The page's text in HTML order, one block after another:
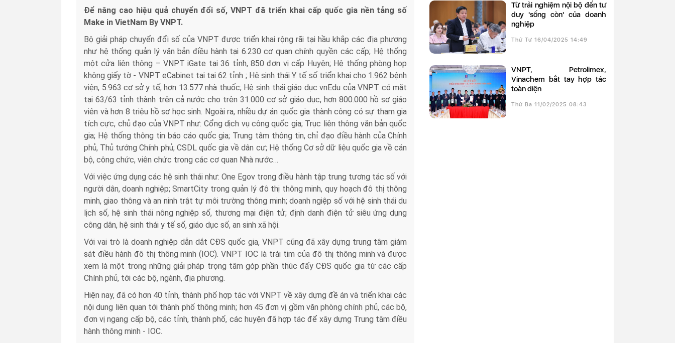
Để nâng cao hiệu quả chuyển đổi số, VNPT đã triển khai cấp quốc gia nền tảng số
Make in VietNam By VNPT.
Bộ giải pháp chuyển đổi số của VNPT được triển khai rộng rãi tại hầu khắp các địa phương
như hệ thống quản lý văn bản điều hành tại 6.230 cơ quan chính quyền các cấp; Hệ thống
một cửa liên thông – VNPT iGate tại 36 tỉnh, 850 đơn vị cấp Huyện; Hệ thống phòng họp
không giấy tờ - VNPT eCabinet tại tại 62 tỉnh ; Hệ sinh thái Y tế số triển khai cho 1.962 bệnh
viện, 5.963 cơ sở y tế, hơn 13.577 nhà thuốc; Hệ sinh thái giáo dục vnEdu của VNPT có mặt
tại 63/63 tỉnh thành trên cả nước cho trên 31.000 cơ sở giáo dục, hơn 800.000 hồ sơ giáo
viên và hơn 8 triệu hồ sơ học sinh. Ngoài ra, nhiều dự án quốc gia thành công có sự tham gia
tích cực, chủ đạo của VNPT như: Cổng dịch vụ công quốc gia; Trục liên thông văn bản quốc
gia; Hệ thống thông tin báo cáo quốc gia; Trung tâm thông tin, chỉ đạo điều hành của Chính
phủ, Thủ tướng Chính phủ; CSDL quốc gia về dân cư; Hệ thống Cơ sở dữ liệu quốc gia về cán
bộ, công chức, viên chức trong các cơ quan Nhà nước…
Với việc ứng dụng các hệ sinh thái như: One Egov trong điều hành tập trung tương tác số với
người dân, doanh nghiệp; SmartCity trong quản lý đô thị thông minh, quy hoạch đô thị thông
minh, giao thông và an ninh trật tự môi trường thông minh; doanh ngiệp số với hệ sinh thái du
lịch số, hệ sinh thái nông nghiệp số, thương mại điện tử; định danh điện tử siêu ứng dụng
công dân, hệ sinh thái y tế số, giáo dục số, an sinh xã hội.
Với vai trò là doanh nghiệp dẫn dắt CĐS quốc gia, VNPT cũng đã xây dựng trung tâm giám
sát điều hành đô thị thông minh (IOC). VNPT IOC là trái tim của đô thị thông minh và được
xem là một trong những giải pháp trọng tâm góp phần thúc đẩy CĐS quốc gia từ các cấp
Chính phủ, tới các bộ, ngành, địa phương.
Hiện nay, đã có hơn 40 tỉnh, thành phố hợp tác với VNPT về xây dựng đề án và triển khai các
nội dung liên quan tới thành phố thông minh; hơn 45 đơn vị gồm văn phòng chính phủ, các bộ,
đơn vị ngang cấp bộ, các tỉnh, thành phố, các huyện đã hợp tác để xây dựng Trung tâm điều
hành thông minh - IOC.
Từ trải nghiệm nội bộ đến tư
duy 'sống còn' của doanh
nghiệp
Thứ Tư 16/04/2025 14:49
VNPT, Petrolimex,
Vinachem bắt tay hợp tác
toàn diện
Thứ Ba 11/02/2025 08:43